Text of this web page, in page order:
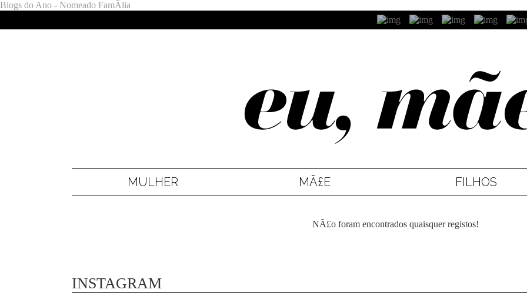
Blogs do Ano - Nomeado FamÃ­lia
MULHER MÃ£E FILHOS
NÃ£o foram encontrados quaisquer registos!
INSTAGRAM